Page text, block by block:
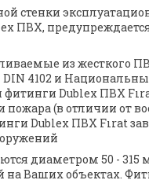
из жесткого
DIN 4102 и
Dublex ПВХ
(в отличии от
Dublex ПВХ Fırat
диаметром 50 - 315
Ваших объектах.